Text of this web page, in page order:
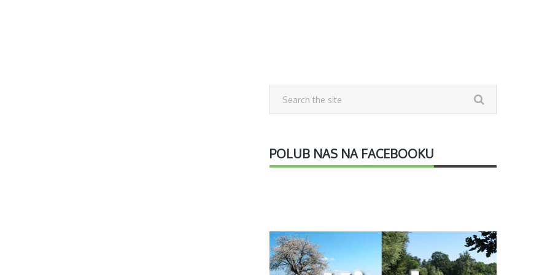
POLUB NAS NA FACEBOOKU